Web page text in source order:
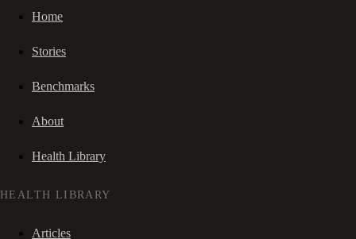
Home
Stories
Benchmarks
About
Health Library
HEALTH LIBRARY
Articles